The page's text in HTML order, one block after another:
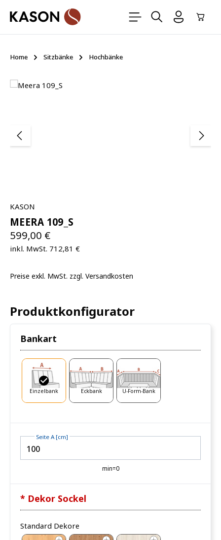
Zum Hauptinhalt springen
Home Sitzbänke Hochbänke
Bildergalerie überspringen
KASON
MEERA 109_S
599,00 €
inkl. MwSt. 712,81 €
Preise exkl. MwSt. zzgl. Versandkosten
Produktkonfigurator
Bankart
Einzelbank Eckbank U-Form-Bank
Seite A [cm]
min=0
* Dekor Sockel
Standard Dekore